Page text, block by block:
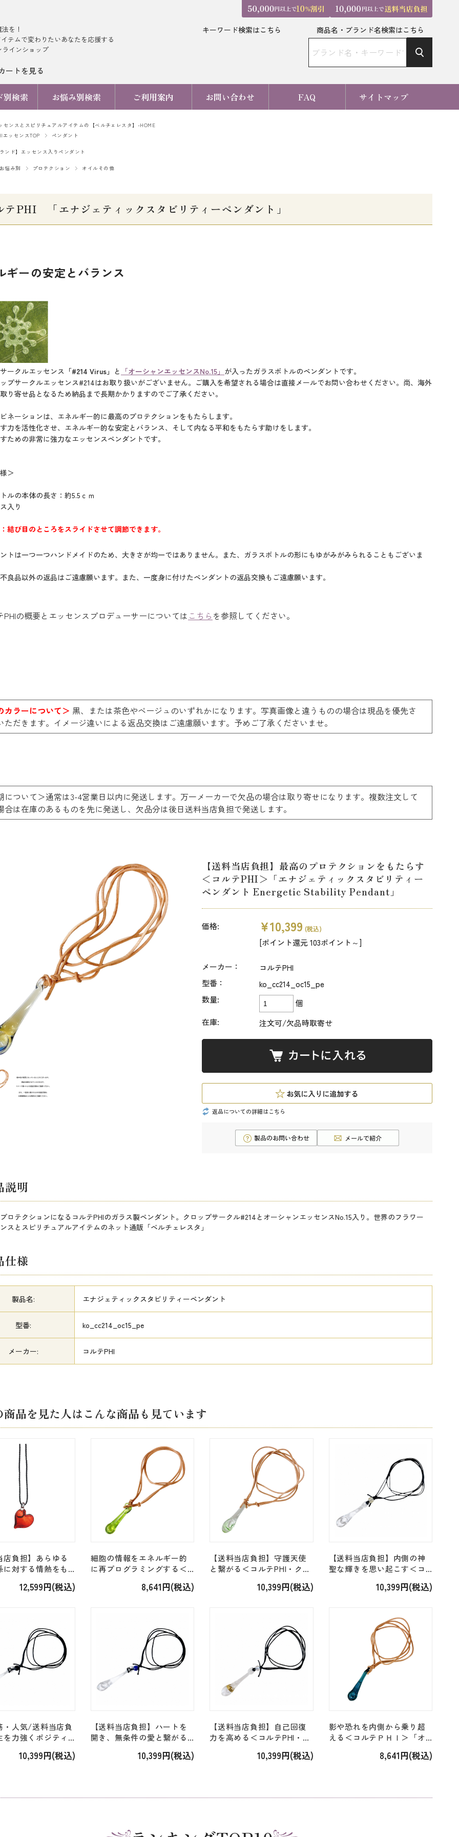
を！
テムで変わりたいあなたを応援する
インショップ
ートを見る
キーワード検索はこちら 商品名・ブランド名検索はこちら
別検索 お悩み別検索 ご利用案内 お問い合わせ FAQ サイトマップ
センスとスピリチュアルアイテムの【ベルチェレスタ】-HOME
エッセンスTOP
ペンダント
ンド】エッセンス入りペンダント
悩み別 プロテクション オイルその他
テPHI 「エナジェティックスタビリティーペンダント」
ギーの安定とバランス
ークルエッセンス 「#214 Virus」 と 「オーシャンエッセンスNo.15」 が入ったガラスボトルのペンダントです。
プサークルエッセンス#214はお取り扱いがございません。ご購入を希望される場合は直接メールでお問い合わせください。尚、海外
り寄せ品となるため納品まで長期かかりますのでご了承ください。
ネーションは、エネルギー的に最高のプロテクションをもたらします。
力を活性化させ、エネルギー的な安定とバランス、そして内なる平和をもたらす助けをします。
ための非常に強力なエッセンスペンダントです。
＞
ルの本体の長さ：約5.5ｃｍ
入り
結び目のところをスライドさせて調節できます。
トは一つ一つハンドメイドのため、大きさが均一ではありません。また、ガラスボトルの形にもゆがみがみられることもございま
良品以外の返品はご遠慮願います。また、一度身に付けたペンダントの返品交換もご遠慮願います。
の概要とエッセンスプロデューサーについては こちら を参照してください。
カラーについて＞ 黒、または茶色やベージュのいずれかになります。写真画像と違うものの場合は現品を優先さ
ただきます。イメージ違いによる返品交換はご遠慮願います。予めご了承くださいませ。
について＞通常は3-4営業日以内に発送します。万一メーカーで欠品の場合は取り寄せになります。複数注文して
合は在庫のあるものを先に発送し、欠品分は後日送料当店負担で発送します。
【送料当店負担】最高のプロテクションをもたらす
＜コルテPHI＞「エナジェティックスタビリティー
ペンダント Energetic Stability Pendant」
価格: ¥10,399 (税込)
[ポイント還元 103ポイント～]
メーカー：
コルテPHI
型番：
ko_cc214_oc15_pe
数量:
個
在庫:
注文可/欠品時取寄せ
返品についての詳細はこちら
説明
ロテクションになるコルテPHIのガラス製ペンダント。クロップサークル#214とオーシャンエッセンスNo.15入り。世界のフラワー
スとスピリチュアルアイテムのネット通販「ベルチェレスタ」
仕様
製品名: エナジェティックスタビリティーペンダント
型番: ko_cc214_oc15_pe
メーカー: コルテPHI
商品を見た人はこんな商品も見ています
店負担】あらゆる
に対する情熱をも
トハートペンダン
12,599円(税込)
細胞の情報をエネルギー的
に再プログラミングする＜
（シロイルカ）ペンダン
8,641円(税込)
【送料当店負担】守護天使
と繋がる＜コルテPHI・クロ
「エンジェルペンダント」
10,399円(税込)
【送料当店負担】内側の神
聖な輝きを思い起こす＜コ
＞「#190 ビューティーペン
10,399円(税込)
・人気/送料当店負
を力強くポジティ
ラダイスフォレス
10,399円(税込)
【送料当店負担】ハートを
開き、無条件の愛と繋がる
スティングペンダント
10,399円(税込)
【送料当店負担】自己回復
力を高める＜コルテPHI・ク
ンメンドルフペンダント
10,399円(税込)
影や恐れを内側から乗り超
える＜コルテＰＨＩ＞「オ
8,641円(税込)